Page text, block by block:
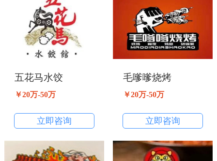
五花马水饺
￥20万-50万
立即咨询
毛嗲嗲烧烤
￥20万-50万
立即咨询